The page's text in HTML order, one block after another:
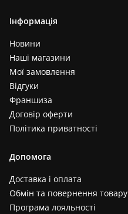
Інформація
Новини
Наші магазини
Мої замовлення
Відгуки
Франшиза
Договір оферти
Політика приватності
Допомога
Доставка і оплата
Обмін та повернення товару
Програма лояльності